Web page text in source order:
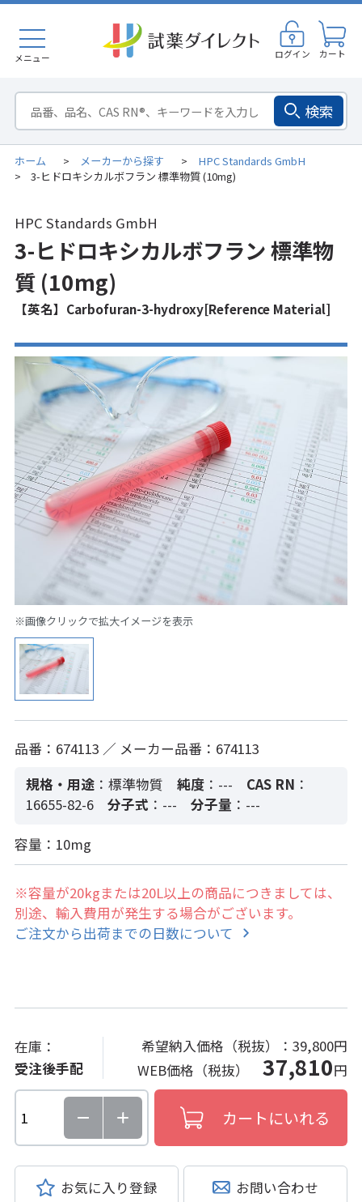
メニュー ログイン カート
検索
ホーム > メーカーから探す > HPC Standards GmbH
> 3-ヒドロキシカルボフラン 標準物質 (10mg)
HPC Standards GmbH
3-ヒドロキシカルボフラン 標準物
質 (10mg)
【英名】Carbofuran-3-hydroxy[Reference Material]
※画像クリックで拡大イメージを表示
品番：674113 ／ メーカー品番：674113
規格・用途 ：標準物質 純度：--- CAS RN ：
16655-82-6
分子式 ：--- 分子量 ：---
容量：10mg
※容量が20kgまたは20L以上の商品につきましては、
別途、輸入費用が発生する場合がございます。
ご注文から出荷までの日数について
在庫：
受注後手配
希望納入価格（税抜）：39,800円
WEB価格（税抜）37,810円
お気に入り登録 お問い合わせ